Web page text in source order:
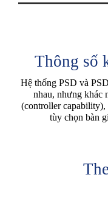
Thông số
Hệ thống PSD và
nhau, nhưng khác
(controller capability),
tùy chọn bàn